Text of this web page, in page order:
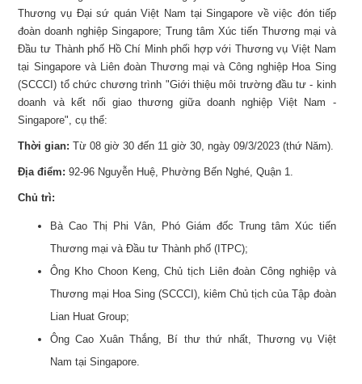
Thương vụ Đại sứ quán Việt Nam tại Singapore về việc đón tiếp
đoàn doanh nghiệp Singapore; Trung tâm Xúc tiến Thương mại và
Đầu tư Thành phố Hồ Chí Minh phối hợp với Thương vụ Việt Nam
tại Singapore và Liên đoàn Thương mại và Công nghiệp Hoa Sing
(SCCCI) tổ chức chương trình "Giới thiệu môi trường đầu tư - kinh
doanh và kết nối giao thương giữa doanh nghiệp Việt Nam -
Singapore", cụ thể:
Thời gian:Từ 08 giờ 30 đến 11 giờ 30, ngày 09/3/2023 (thứ Năm).
Địa điểm: 92-96 Nguyễn Huệ, Phường Bến Nghé, Quận 1.
Chủ trì:
Bà Cao Thị Phi Vân, Phó Giám đốc Trung tâm Xúc tiến
Thương mại và Đầu tư Thành phố (ITPC);
Ông Kho Choon Keng, Chủ tịch Liên đoàn Công nghiệp và
Thương mại Hoa Sing (SCCCI), kiêm Chủ tịch của Tập đoàn
Lian Huat Group;
Ông Cao Xuân Thắng, Bí thư thứ nhất, Thương vụ Việt
Nam tại Singapore.